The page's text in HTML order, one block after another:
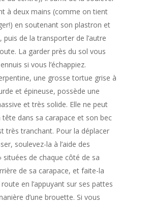
à deux mains (comme on tient
en soutenant son plastron et
puis de la transporter de l’autre
La garder près du sol vous
si vous l’échappiez.
une grosse tortue grise à
et épineuse, possède une
et très solide. Elle ne peut
dans sa carapace et son bec
très tranchant. Pour la déplacer
soulevez-la à l’aide des
situées de chaque côté de sa
de sa carapace, et faite-la
en l’appuyant sur ses pattes
d’une brouette. Si vous